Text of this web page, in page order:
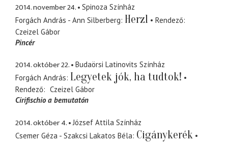
2014. november 24.
Spinoza Színház
Forgách András - Ann Silberberg Herzl
Rendező
Czeizel Gábor
Pincér
2014. október 22.
Budaörsi Latinovits Színház
Forgách András Legyetek jók, ha tudtok!
Rendező
Czeizel Gábor
Cirifischio a bemutatón
2014. október 4.
József Attila Színház
Csemer Géza - Szakcsi Lakatos Béla Cigánykerék